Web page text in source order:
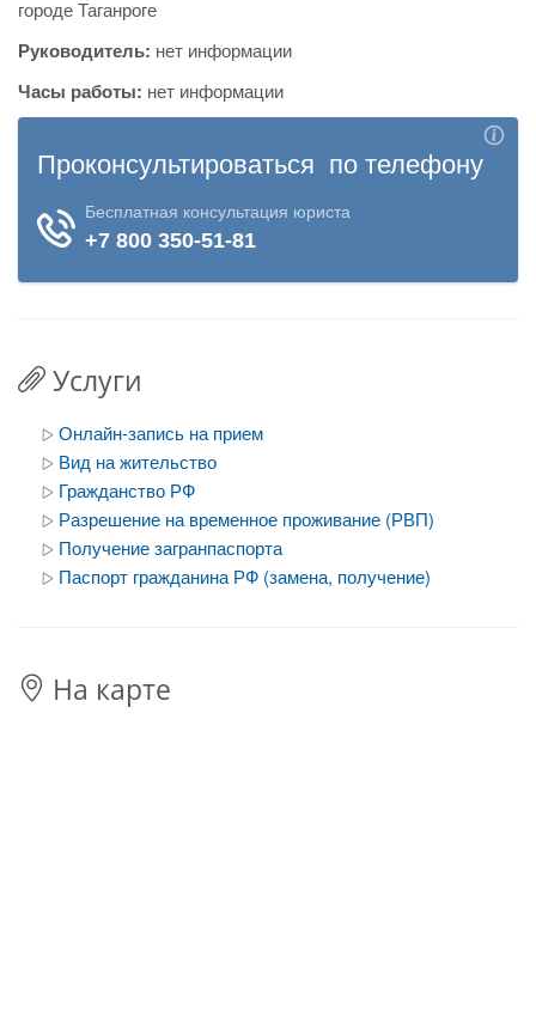
городе Таганроге
Руководитель: нет информации
Часы работы: нет информации
Услуги
Онлайн-запись на прием
Вид на жительство
Гражданство РФ
Разрешение на временное проживание (РВП)
Получение загранпаспорта
Паспорт гражданина РФ (замена, получение)
На карте